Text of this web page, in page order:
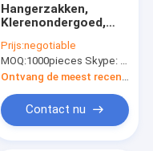
Hangerzakken,
Klerenondergoed,
Toiletry van de Make-
upzak Kosmetische
Toiletry Tote Bag van
Organisatorbag
portable travel
Prijs:negotiable
MOQ:1000pieces Skype: mydearneil
Contact nu